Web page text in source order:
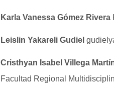
Karla Vanessa Gómez Rivera
Leislin Yakareli Gudiel
Cristhyan Isabel Villega
Facultad Regional